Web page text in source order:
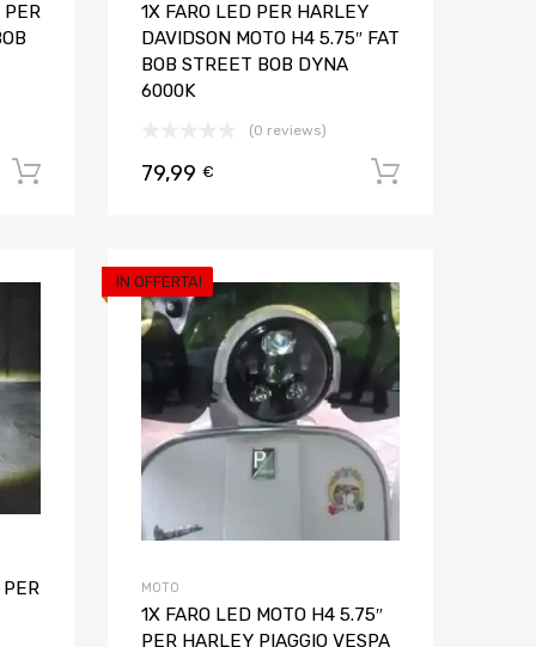
PER
Aggiungi al carrello
1X FARO LED PER HARLEY
DAVIDSON MOTO H4 5.75″ FAT
BOB STREET BOB DYNA
6000K
(0 reviews)
79,99 €
Aggiungi ai preferiti
Aggiungi al confronto
PER
IN OFFERTA!
MOTO
1X FARO LED MOTO H4 5.75″
PER HARLEY PIAGGIO VESPA